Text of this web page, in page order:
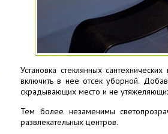
Установка стеклянных
включить в нее отсек уборной.
скрадывающих место и не
Тем более незаменимы
развлекательных центров.